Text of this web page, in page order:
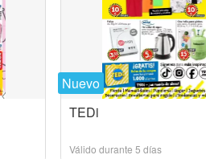
Nuevo
TEDi
Válido durante 5 días